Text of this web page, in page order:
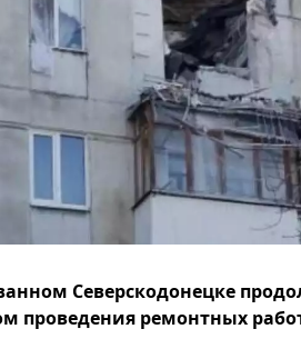
Северскодонецке
проведения ремонтных